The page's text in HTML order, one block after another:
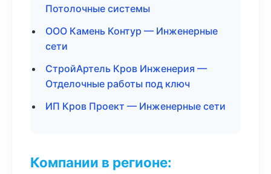
Потолочные системы
ООО Камень Контур — Инженерные
сети
СтройАртель Кров Инженерия —
Отделочные работы под ключ
ИП Кров Проект — Инженерные сети
Компании в регионе: